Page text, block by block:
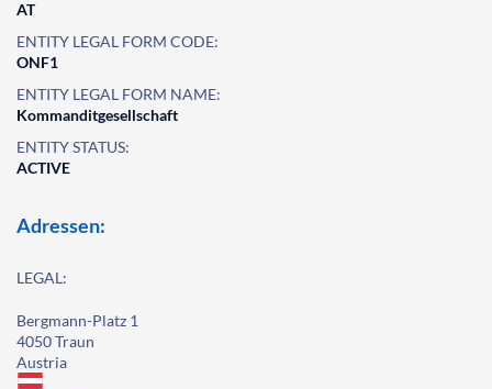
AT
ENTITY LEGAL FORM CODE:
ONF1
ENTITY LEGAL FORM NAME:
Kommanditgesellschaft
ENTITY STATUS:
ACTIVE
Adressen:
LEGAL:
Bergmann-Platz 1
4050 Traun
Austria